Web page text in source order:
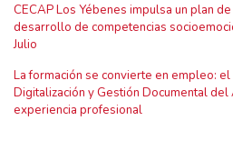
CECAP Los Yébenes impulsa un plan
desarrollo de competencias
Julio
La formación se convierte en empleo:
Digitalización y Gestión Documental del
experiencia profesional